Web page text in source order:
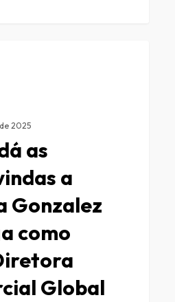
2025
as
a
Gonzalez
como
Global